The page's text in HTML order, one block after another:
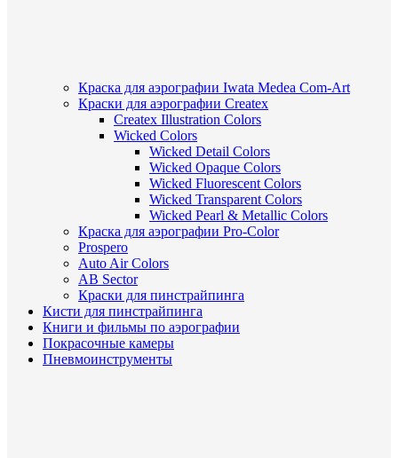
Краска для аэрографии Iwata Medea Com-Art
Краски для аэрографии Createx
Createx Illustration Colors
Wicked Colors
Wicked Detail Colors
Wicked Opaque Colors
Wicked Fluorescent Colors
Wicked Transparent Colors
Wicked Pearl & Metallic Colors
Краска для аэрографии Pro-Color
Prospero
Auto Air Colors
AB Sector
Краски для пинстрайпинга
Кисти для пинстрайпинга
Книги и фильмы по аэрографии
Покрасочные камеры
Пневмоинструменты